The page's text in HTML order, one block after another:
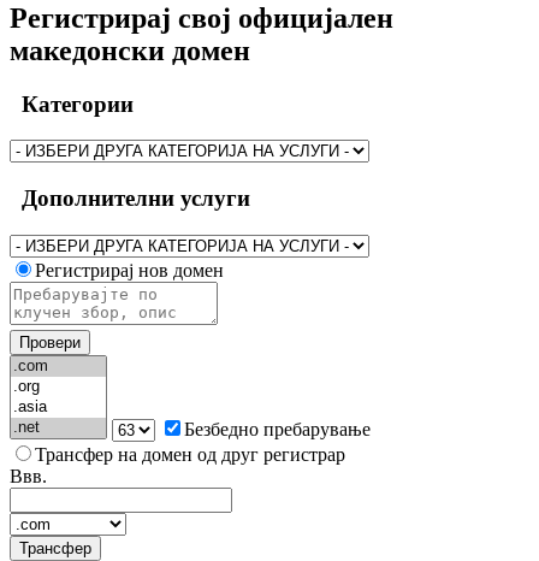
Регистрирај свој официјален
македонски домен
Категории
Дополнителни услуги
Регистрирај нов домен
Провери
Безбедно пребарување
Трансфер на домен од друг регистрар
Ввв.
Трансфер